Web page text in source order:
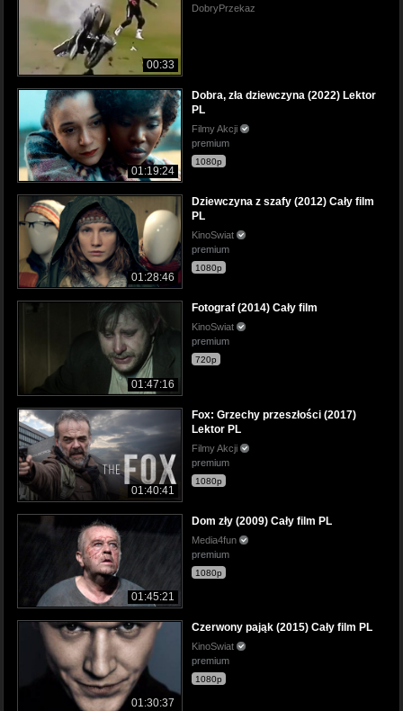
00:33
DobryPrzekaz
01:19:24
Dobra, zła dziewczyna (2022) Lektor
PL
Filmy Akcji
premium
1080p
01:28:46
Dziewczyna z szafy (2012) Cały film
PL
KinoSwiat
premium
1080p
01:47:16
Fotograf (2014) Cały film
KinoSwiat
premium
720p
01:40:41
Fox: Grzechy przeszłości (2017)
Lektor PL
Filmy Akcji
premium
1080p
01:45:21
Dom zły (2009) Cały film PL
Media4fun
premium
1080p
01:30:37
Czerwony pająk (2015) Cały film PL
KinoSwiat
premium
1080p